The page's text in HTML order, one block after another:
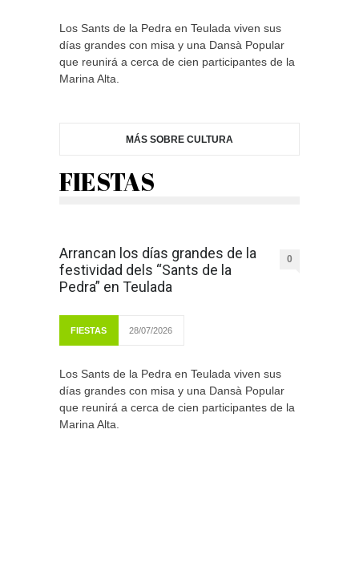
Los Sants de la Pedra en Teulada viven sus
días grandes con misa y una Dansà Popular
que reunirá a cerca de cien participantes de la
Marina Alta.
MÁS SOBRE CULTURA
FIESTAS
Arrancan los días grandes de la
festividad dels “Sants de la
Pedra” en Teulada
0
FIESTAS 28/07/2026
Los Sants de la Pedra en Teulada viven sus
días grandes con misa y una Dansà Popular
que reunirá a cerca de cien participantes de la
Marina Alta.